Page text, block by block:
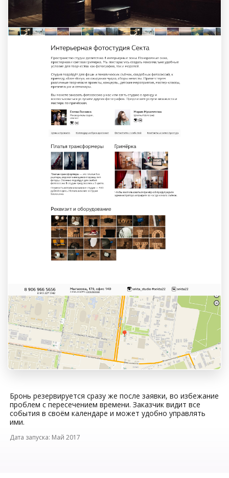
Бронь резервируется сразу же после заявки, во избежание
проблем с пересечением времени. Заказчик видит все
события в своём календаре и может удобно управлять
ими.
Май 2017